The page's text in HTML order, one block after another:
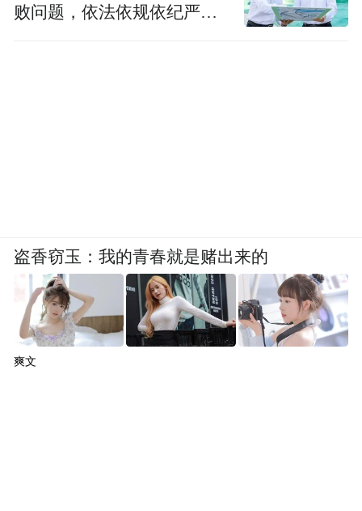
败问题，依法依规依纪严肃
盗香窃玉：我的青春就是赌出来的
爽文